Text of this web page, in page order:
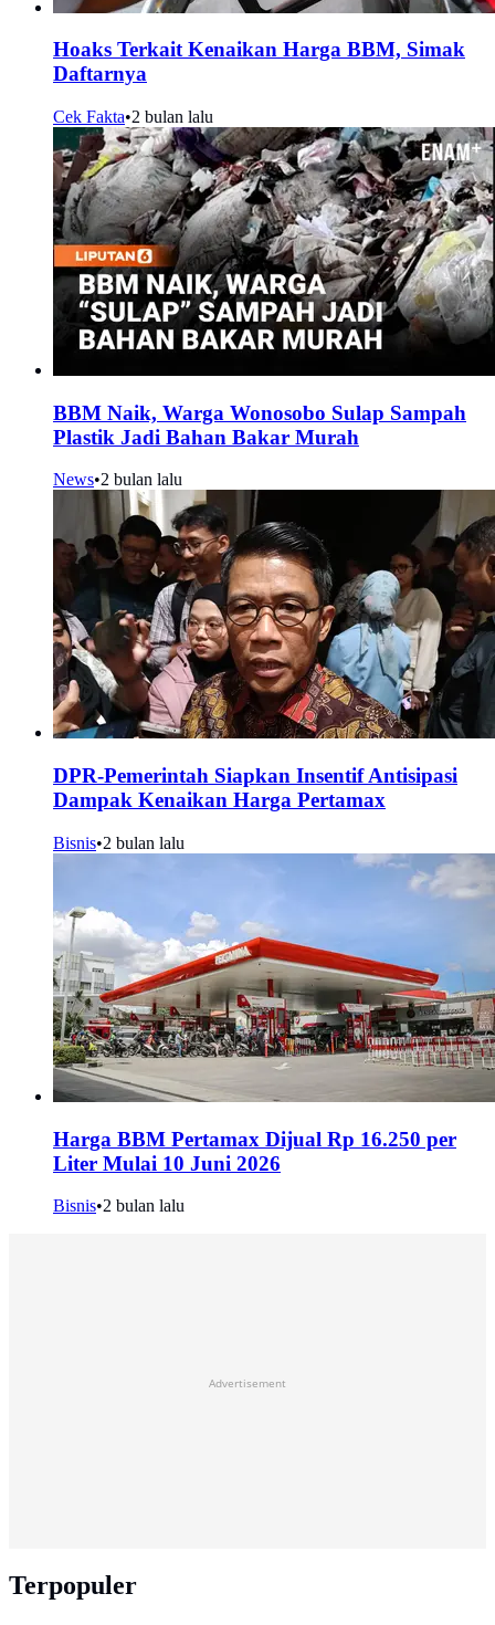
Hoaks Terkait Kenaikan Harga BBM, Simak
Daftarnya
Cek Fakta•2 bulan lalu
BBM Naik, Warga Wonosobo Sulap Sampah
Plastik Jadi Bahan Bakar Murah
News•2 bulan lalu
DPR-Pemerintah Siapkan Insentif Antisipasi
Dampak Kenaikan Harga Pertamax
Bisnis•2 bulan lalu
Harga BBM Pertamax Dijual Rp 16.250 per
Liter Mulai 10 Juni 2026
Bisnis•2 bulan lalu
Advertisement
Terpopuler